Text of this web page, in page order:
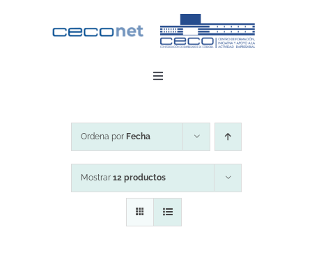
Toggle
Ordena por Fecha
Mostrar 12 productos